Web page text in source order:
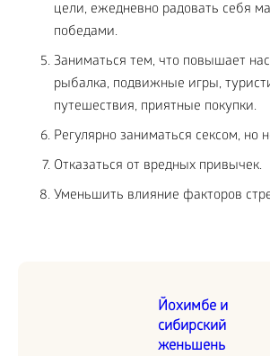
цели, ежедневно радовать себя
победами.
Заниматься тем, что повышает
рыбалка, подвижные игры,
путешествия, приятные покупки.
Регулярно заниматься сексом, но
Отказаться от вредных привычек.
Уменьшить влияние факторов
Йохимбе и
сибирский
женьшень